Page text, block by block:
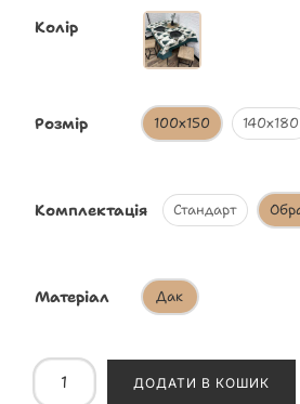
Колір
Розмір 100х150 140х180
Комплектація Стандарт
Матеріал Дак
ДОДАТИ В КОШИК